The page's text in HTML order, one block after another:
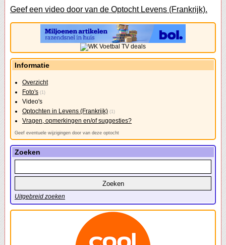
Geef een video door van de Optocht Levens (Frankrijk).
Informatie
Overzicht
Foto's (1)
Video's
Optochten in Levens (Frankrijk) (1)
Vragen, opmerkingen en/of suggesties?
Geef eventuele wijzigingen door van deze optocht
Zoeken
Uitgebreid zoeken